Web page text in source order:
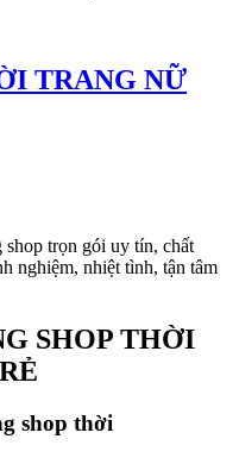
TRANG NỮ
shop trọn gói uy tín, chất
nghiệm, nhiệt tình, tận tâm
SHOP THỜI
shop thời